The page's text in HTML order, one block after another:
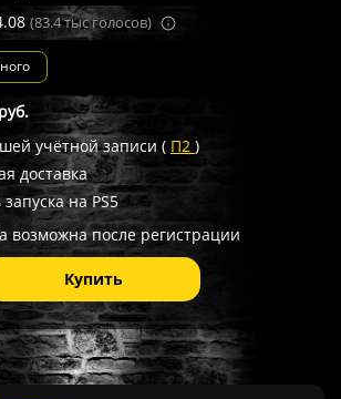
(83.4 тыс голосов)
руб.
учётной записи ( П2 )
доставка
на PS5
возможна после регистрации
Купить